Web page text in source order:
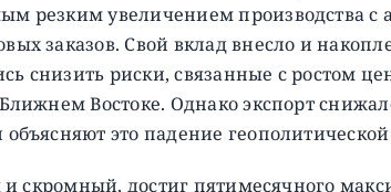
резким увеличением производства с
заказов. Свой вклад внесло и
снизить риски, связанные с ростом
Востоке. Однако экспорт
это падение
и скромный, достиг пятимесячного